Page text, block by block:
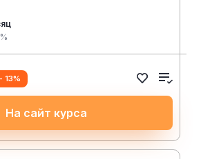
- 13%
На сайт курса